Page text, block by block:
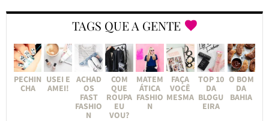
TAGS QUE A GENTE
PECHIN
CHA
USEI E
AMEI!
ACHAD
OS
FAST
FASHIO
N
COM
QUE
ROUPA
EU
VOU?
MATEM
ÁTICA
FASHIO
N
FAÇA
VOCÊ
MESMA
TOP 10
DA
BLOGU
EIRA
O BOM
DA
BAHIA